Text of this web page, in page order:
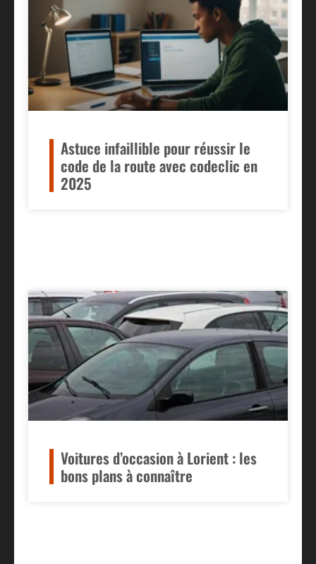
Astuce infaillible pour réussir le
code de la route avec codeclic en
2025
Voitures d’occasion à Lorient : les
bons plans à connaître